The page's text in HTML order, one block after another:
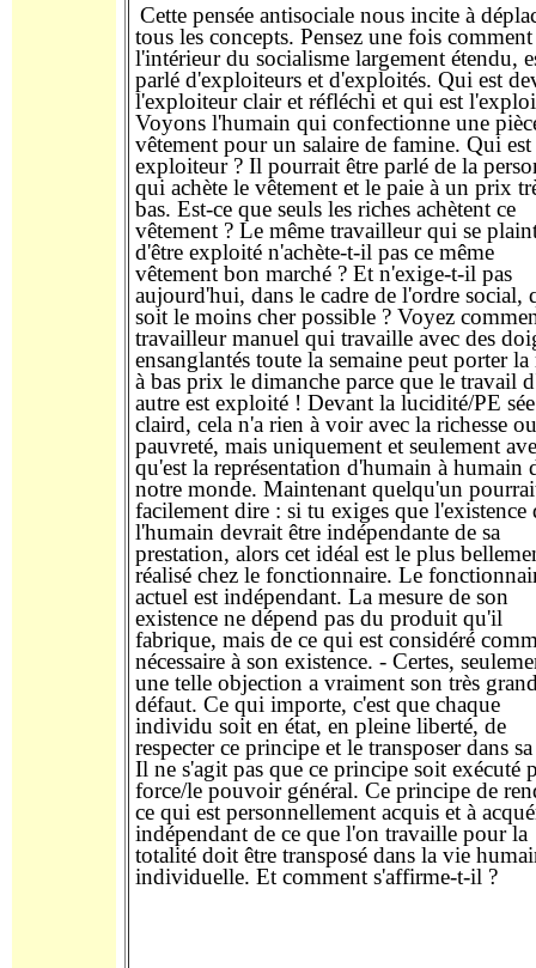
Cette pensée antisociale nous incite à
tous les concepts. Pensez une fois comment
l'intérieur du socialisme largement étendu,
parlé d'exploiteurs et d'exploités. Qui est
l'exploiteur clair et réfléchi et qui est
Voyons l'humain qui confectionne une
vêtement pour un salaire de famine. Qui est
exploiteur ? Il pourrait être parlé de la
qui achète le vêtement et le paie à un prix
bas. Est-ce que seuls les riches achètent ce
vêtement ? Le même travailleur qui se
d'être exploité n'achète-t-il pas ce même
vêtement bon marché ? Et n'exige-t-il pas
aujourd'hui, dans le cadre de l'ordre social,
soit le moins cher possible ? Voyez
travailleur manuel qui travaille avec des
ensanglantés toute la semaine peut porter la
à bas prix le dimanche parce que le travail
autre est exploité ! Devant la lucidité/PE sée
claird, cela n'a rien à voir avec la richesse
pauvreté, mais uniquement et seulement
qu'est la représentation d'humain à humain
notre monde. Maintenant quelqu'un
facilement dire : si tu exiges que l'existence
l'humain devrait être indépendante de sa
prestation, alors cet idéal est le plus
réalisé chez le fonctionnaire. Le
actuel est indépendant. La mesure de son
existence ne dépend pas du produit qu'il
fabrique, mais de ce qui est considéré
nécessaire à son existence. - Certes,
une telle objection a vraiment son très
défaut. Ce qui importe, c'est que chaque
individu soit en état, en pleine liberté, de
respecter ce principe et le transposer dans
Il ne s'agit pas que ce principe soit exécuté
force/le pouvoir général. Ce principe de
ce qui est personnellement acquis et à
indépendant de ce que l'on travaille pour la
totalité doit être transposé dans la vie
individuelle. Et comment s'affirme-t-il ?